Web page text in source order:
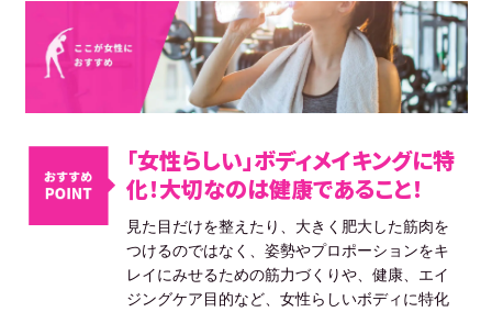
「女性らしい」ボディメイキングに特
化！大切なのは健康であること！
見た目だけを整えたり、大きく肥大した筋肉を
つけるのではなく、姿勢やプロポーションをキ
レイにみせるための筋力づくりや、健康、エイ
ジングケア目的など、女性らしいボディに特化